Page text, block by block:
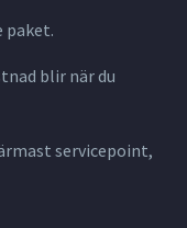
paket.
blir när du
servicepoint,